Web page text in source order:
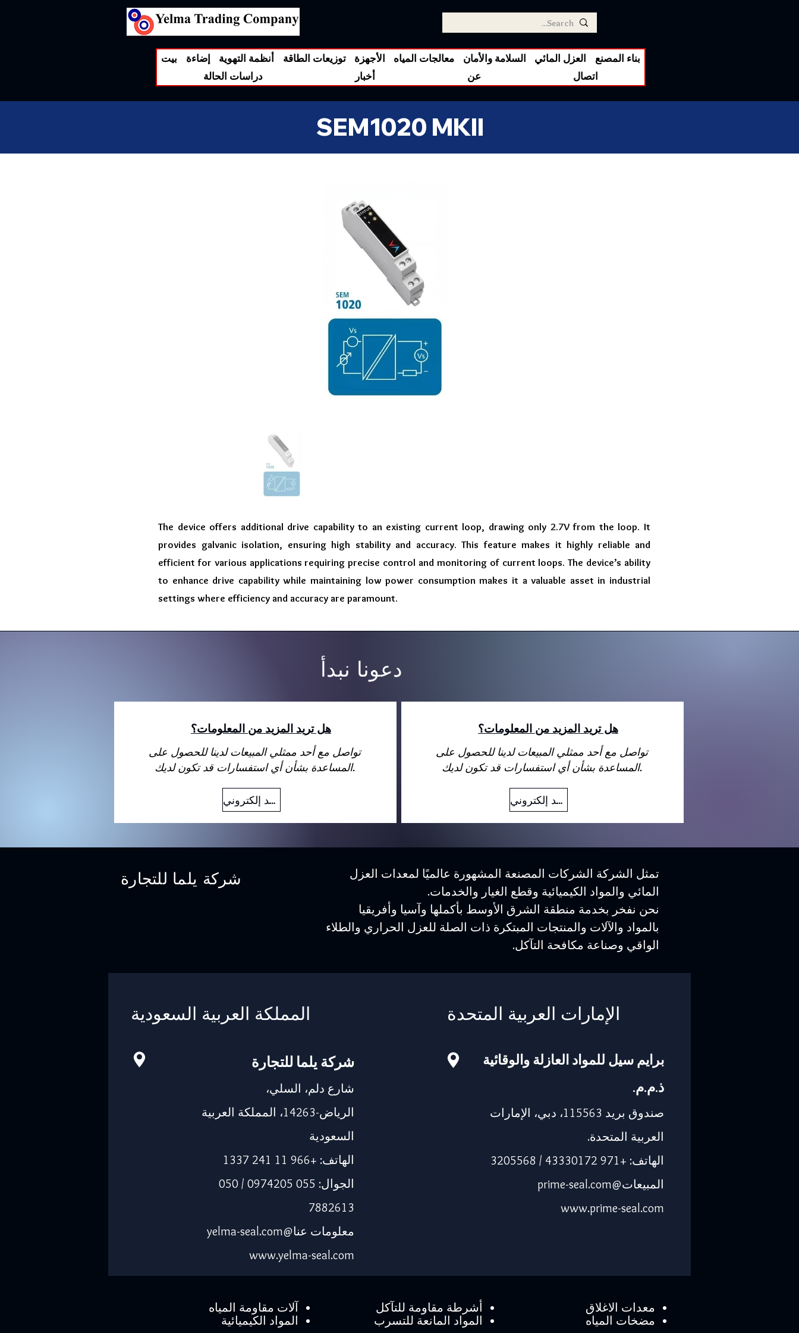
بيت إضاءة أنظمة التهوية توزيعات الطاقة الأجهزة معالجات المياه السلامة والأمان العزل المائي
بناء المصنع
دراسات الحالة
أخبار عن اتصال
SEM1020 MKII
The device offers additional drive capability to an existing current loop, drawing only 2.7V from the loop. It
provides galvanic isolation, ensuring high stability and accuracy. This feature makes it highly reliable and
efficient for various applications requiring precise control and monitoring of current loops. The device’s ability
to enhance drive capability while maintaining low power consumption makes it a valuable asset in industrial
settings where efficiency and accuracy are paramount.
دعونا نبدأ
هل تريد المزيد من المعلومات؟
تواصل مع أحد ممثلي المبيعات لدينا للحصول على
المساعدة بشأن أي استفسارات قد تكون لديك.
بريد إلكتروني
هل تريد المزيد من المعلومات؟
تواصل مع أحد ممثلي المبيعات لدينا للحصول على
المساعدة بشأن أي استفسارات قد تكون لديك.
بريد إلكتروني
شركة يلما للتجارة
تمثل الشركة الشركات المصنعة المشهورة عالميًا لمعدات العزل
المائي والمواد الكيميائية وقطع الغيار والخدمات.
نحن نفخر بخدمة منطقة الشرق الأوسط بأكملها وآسيا وأفريقيا
بالمواد والآلات والمنتجات المبتكرة ذات الصلة للعزل الحراري والطلاء
الواقي وصناعة مكافحة التآكل.
المملكة العربية السعودية
شركة يلما للتجارة
شارع دلم، السلي،
الرياض-14263، المملكة العربية
السعودية
الهاتف: +966 11 241 1337
الجوال: 055 0974205 / 050
7882613
معلومات عنا@yelma-seal.com
www.yelma-seal.com
الإمارات العربية المتحدة
برايم سيل للمواد العازلة والوقائية
ذ.م.م.
صندوق بريد 115563، دبي، الإمارات
العربية المتحدة.
الهاتف: +971 43330172 / 3205568
المبيعات@prime-seal.com
www.prime-seal.com
آلات مقاومة المياه
المواد الكيميائية
أشرطة مقاومة للتآكل
المواد المانعة للتسرب
معدات الاغلاق
مضخات المياه